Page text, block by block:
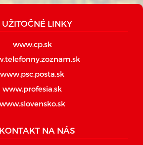
UŽITOČNÉ LINKY
www.cp.sk
www.psc.posta.sk
www.profesia.sk
www.slovensko.sk
KONTAKT NA NÁS